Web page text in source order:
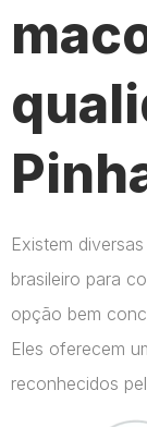
Existem
brasileiro para
opção bem
Eles oferecem
reconhecidos